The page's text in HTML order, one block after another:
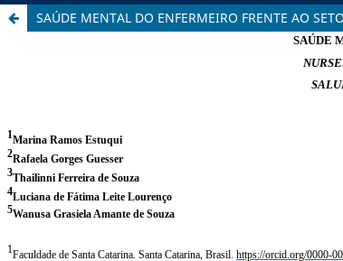
SAÚDE MENTAL DO ENFERMEIRO FRENTE AO